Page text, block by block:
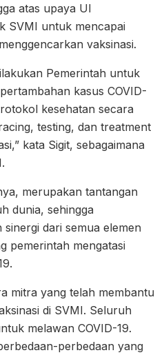
atas upaya UI
SVMI untuk mencapai
vaksinasi.
Pemerintah untuk
kasus COVID-
kesehatan secara
testing, dan treatment
kata Sigit, sebagaimana
merupakan tantangan
dunia, sehingga
dari semua elemen
pemerintah mengatasi
mitra yang telah membantu
di SVMI. Seluruh
melawan COVID-19.
perbedaan yang